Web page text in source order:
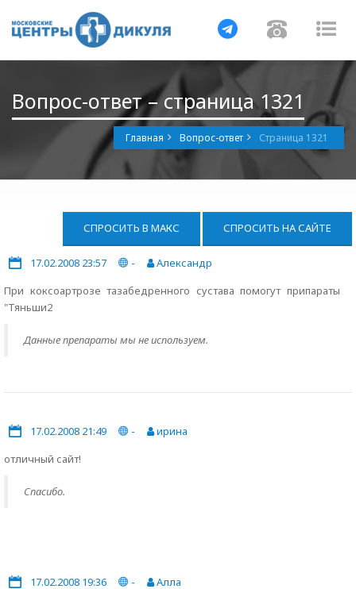
Навигация
Вопрос-ответ – страница 1321
Главная Вопрос-ответ Страница 1321
СПРОСИТЬ В МАКС СПРОСИТЬ НА САЙТЕ
17.02.2008 23:57 -
Александр
При коксоартрозе тазабедренного сустава помогут припараты
"Тяньши2
Данные препараты мы не используем.
17.02.2008 21:49 -
ирина
отличный сайт!
Спасибо.
17.02.2008 19:36 -
Алла